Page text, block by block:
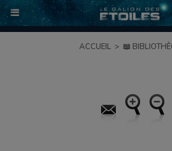
ACCUEIL > 📖